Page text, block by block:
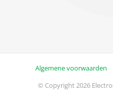
Algemene voorwaarden
© Copyright 2026